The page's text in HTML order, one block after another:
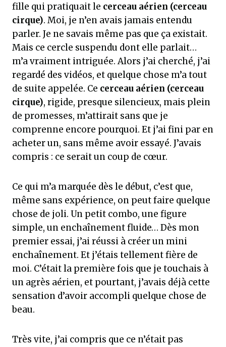
fille qui pratiquait le cerceau aérien (cerceau
cirque). Moi, je n’en avais jamais entendu
parler. Je ne savais même pas que ça existait.
Mais ce cercle suspendu dont elle parlait…
m’a vraiment intriguée. Alors j’ai cherché, j’ai
regardé des vidéos, et quelque chose m’a tout
de suite appelée. Ce cerceau aérien (cerceau
cirque), rigide, presque silencieux, mais plein
de promesses, m’attirait sans que je
comprenne encore pourquoi. Et j’ai fini par en
acheter un, sans même avoir essayé. J’avais
compris : ce serait un coup de cœur.
Ce qui m’a marquée dès le début, c’est que,
même sans expérience, on peut faire quelque
chose de joli. Un petit combo, une figure
simple, un enchaînement fluide… Dès mon
premier essai, j’ai réussi à créer un mini
enchaînement. Et j’étais tellement fière de
moi. C’était la première fois que je touchais à
un agrès aérien, et pourtant, j’avais déjà cette
sensation d’avoir accompli quelque chose de
beau.
Très vite, j’ai compris que ce n’était pas